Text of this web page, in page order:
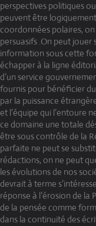
perspectives politiques
peuvent être
coordonnées polaires,
persuasifs .On peut jouer
information sous cette
échapper à la ligne
d’un service
fournis pour bénéficier
par la puissance
et l’équipe qui l’entoure
ce domaine une totale
être sous contrôle de la
parfaite ne peut se
rédactions, on ne peut
les évolutions de nos
devrait à terme
réponse à l’érosion de la
de la pensée comme
dans la continuité des